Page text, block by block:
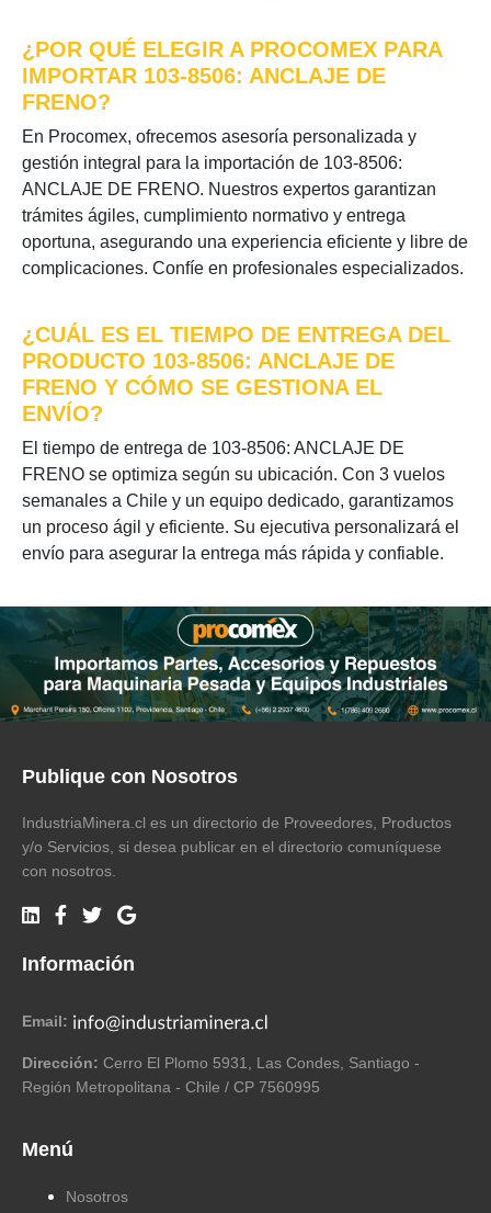
¿POR QUÉ ELEGIR A PROCOMEX PARA
IMPORTAR 103-8506: ANCLAJE DE
FRENO?
En Procomex, ofrecemos asesoría personalizada y
gestión integral para la importación de 103-8506:
ANCLAJE DE FRENO. Nuestros expertos garantizan
trámites ágiles, cumplimiento normativo y entrega
oportuna, asegurando una experiencia eficiente y libre de
complicaciones. Confíe en profesionales especializados.
¿CUÁL ES EL TIEMPO DE ENTREGA DEL
PRODUCTO 103-8506: ANCLAJE DE
FRENO Y CÓMO SE GESTIONA EL
ENVÍO?
El tiempo de entrega de 103-8506: ANCLAJE DE
FRENO se optimiza según su ubicación. Con 3 vuelos
semanales a Chile y un equipo dedicado, garantizamos
un proceso ágil y eficiente. Su ejecutiva personalizará el
envío para asegurar la entrega más rápida y confiable.
Publique con Nosotros
IndustriaMinera.cl es un directorio de Proveedores, Productos
y/o Servicios, si desea publicar en el directorio comuníquese
con nosotros.
Información
Email:
Dirección: Cerro El Plomo 5931, Las Condes, Santiago -
Región Metropolitana - Chile / CP 7560995
Menú
Nosotros